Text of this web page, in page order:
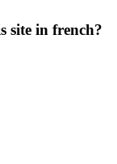
site in french?